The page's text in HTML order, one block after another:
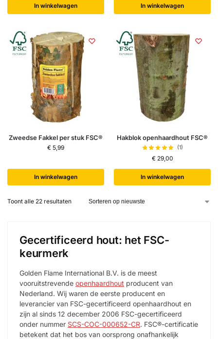
In winkelwagen In winkelwagen
Zweedse Fakkel per stuk FSC®
€ 5,99
In winkelwagen
Hakblok openhaardhout FSC®
(1)
€29,00
In winkelwagen
Toont alle 22 resultaten
Gecertificeerd hout: het FSC-
keurmerk
Golden Flame International B.V. is de meest
vooruitstrevende openhaardhout producent van
Nederland. Wij waren de eerste producent en
leverancier van FSC-gecertificeerd openhaardhout en
zijn al sinds 12 december 2006 FSC-gecertificeerd
onder nummer SCS-COC-000652-CR. FSC®-certificatie
betekent dat het bos van oorsprong onafhankelijk